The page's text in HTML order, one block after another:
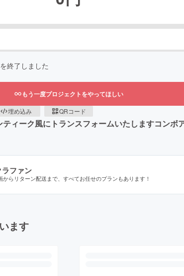
終了しました
もう一度プロジェクトをやってほしい
埋め込み QRコード
ィーク風にトランスフォームいたしますコンボ
ファン
らリターン配送まで、すべてお任せのプランもあります！
ます